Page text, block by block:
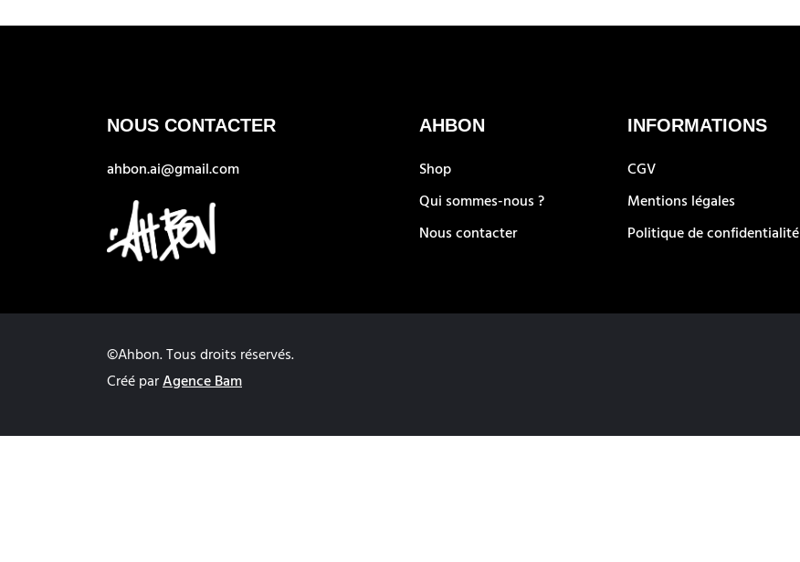
NOUS CONTACTER
ahbon.ai@gmail.com
AHBON
Shop
Qui sommes-nous ?
Nous contacter
INFORMATIONS
CGV
Mentions légales
Politique de confidentialité
©Ahbon. Tous droits réservés.
Créé parAgence Bam